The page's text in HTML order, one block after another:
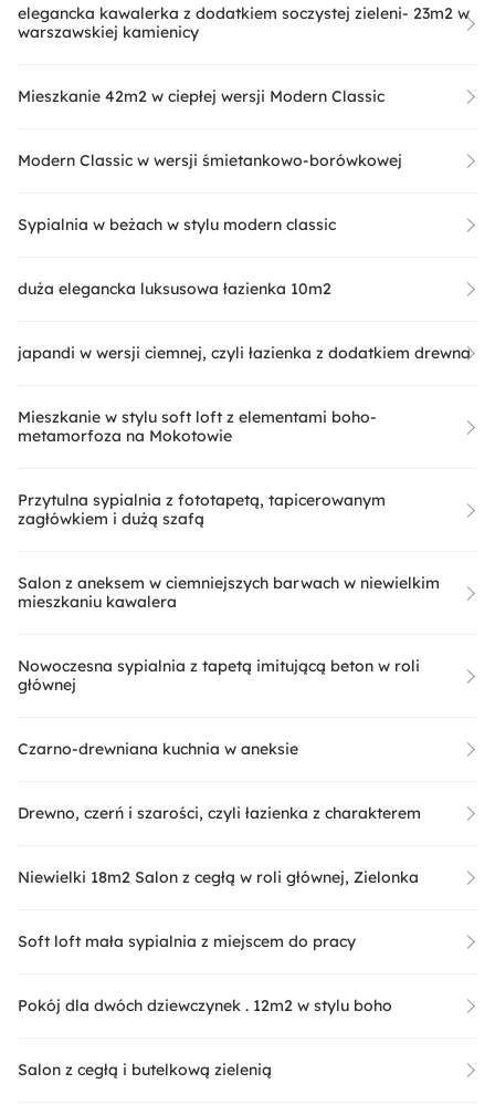
elegancka kawalerka z dodatkiem soczystej zieleni- 23m2 w
warszawskiej kamienicy
Mieszkanie 42m2 w ciepłej wersji Modern Classic
Modern Classic w wersji śmietankowo-borówkowej
Sypialnia w beżach w stylu modern classic
duża elegancka luksusowa łazienka 10m2
japandi w wersji ciemnej, czyli łazienka z dodatkiem drewna
Mieszkanie w stylu soft loft z elementami boho-
metamorfoza na Mokotowie
Przytulna sypialnia z fototapetą, tapicerowanym
zagłówkiem i dużą szafą
Salon z aneksem w ciemniejszych barwach w niewielkim
mieszkaniu kawalera
Nowoczesna sypialnia z tapetą imitującą beton w roli
głównej
Czarno-drewniana kuchnia w aneksie
Drewno, czerń i szarości, czyli łazienka z charakterem
Niewielki 18m2 Salon z cegłą w roli głównej, Zielonka
Soft loft mała sypialnia z miejscem do pracy
Pokój dla dwóch dziewczynek . 12m2 w stylu boho
Salon z cegłą i butelkową zielenią